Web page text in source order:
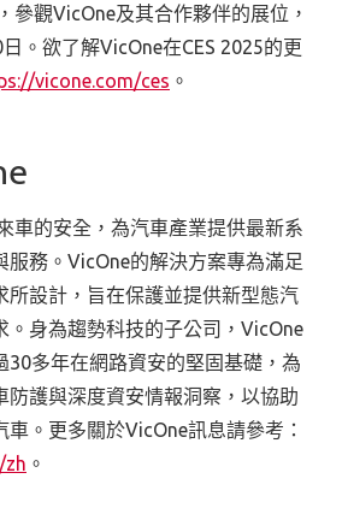
，參觀VicOne及其合作夥伴的展位，
日。欲了解VicOne在CES 2025的更
vicone.com/ces 。
車的安全，為汽車產業提供最新系
服務。 VicOne的解決方案專為滿足
所設計，旨在保護並提供新型態汽
身為趨勢科技的子公司， VicOne
30多年在網路資安的堅固基礎，為
防護與深度資安情報洞察，以協助
車。更多關於VicOne訊息請參考：
zh 。